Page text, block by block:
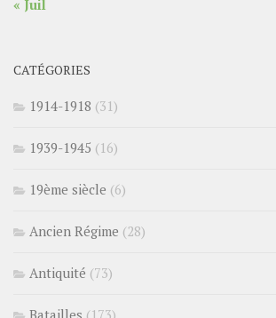
« Juil
CATÉGORIES
1914-1918 (31)
1939-1945 (16)
19ème siècle (6)
Ancien Régime (28)
Antiquité (73)
Batailles (173)